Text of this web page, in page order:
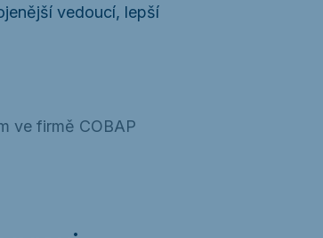
vedoucí, lepší
ve firmě COBAP